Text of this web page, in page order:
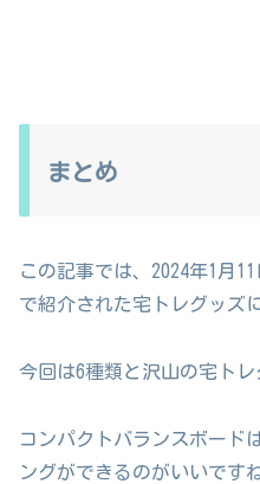
まとめ
この記事では、2024年1月
で紹介された宅トレグッズ
今回は6種類と沢山の宅トレ
コンパクトバランスボード
ングができるのがいいです